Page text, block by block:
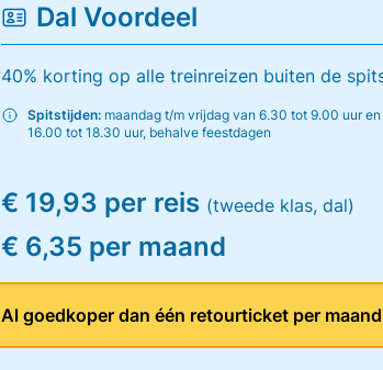
Dal Voordeel
40% korting op alle treinreizen buiten de
Spitstijden: maandag t/m vrijdag van 6.30 tot 9.00 uur
16.00 tot 18.30 uur, behalve feestdagen
€ 19,93 per reis (tweede klas, dal)
€ 6,35 per maand
Al goedkoper dan één retourticket per maand